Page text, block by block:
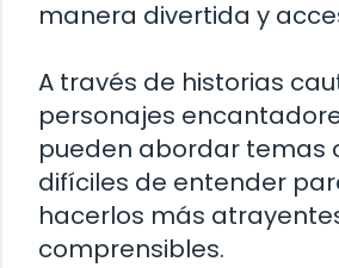
manera divertida y
A través de historias
personajes
pueden abordar temas
difíciles de entender
hacerlos más
comprensibles.